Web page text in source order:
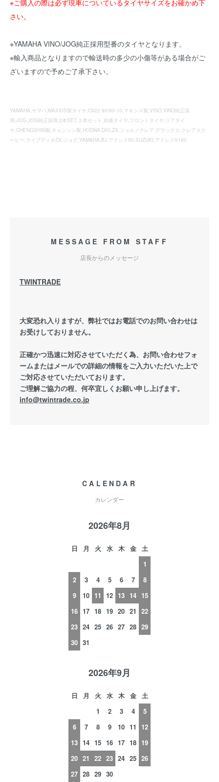
※ご購入の際は必ず現車についているタイヤサイズをお確かめ下
さい。
※YAMAHA VINO/JOG純正採用型番のタイヤとなります。
※輸入商品となりますので輸送時の多少の小傷等がある場合がご
ざいますので予めご了承下さい。
YAMAHA,ヤマハ,MAXXIS製タイヤ,C922 90/90-10,マキシス製,VINO,ViNO純正採
用,JOG,JOG純正採用,2本SET,２本セット,前後タイヤ,フロントタイヤ,リアタイ
ヤ,CHENGSHIN製,チェンシン製,HODNA,DIO,ZX,ジョルノクレア,デラックス,クレアスク
ーピー,ライブディオZX,ジョグ,YAMAHA,BJ,アクシス50,SUZUKI,アドレスV100
MESSAGE FROM STAFF
店長からのメッセージ
TWINTRADE
大変恐れ入りますが、弊社ではお電話でのお問い合わせは
お受けしておりません。
正確かつ迅速に対応させていただく為、お問い合わせフォ
ームまたはメールでの詳細の情報をご入力いただいた上で
ご対応させていただいております。
ご理解ご協力の程、何卒宜しくお願い申し上げます。
info@twintrade.co.jp
CALENDAR
カレンダー
2026年8月
日 月 火 水 木 金
土
1
2
3 4 5 6 7
8
9
10 11 12 13 14 15
16 17 18 19 20 21
22
23 24 25 26 27 28 29
30 31
2026年9月
日 月 火 水 木 金
土
1
2 3 4
5
6
7 8 9 10 11
12
13 14 15 16 17 18 19
20 21 22 23 24 25 26
27 28 29 30